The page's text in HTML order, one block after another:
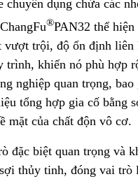
chuyên dụng chứa các
®PAN32 thể hiện
vượt trội, độ ổn định liên
trình, khiến nó phù hợp
nghiệp quan trọng,
tổng hợp gia cố bằng
mặt của chất độn vô cơ.
đặc biệt quan trọng và
thủy tinh, đóng vai trò